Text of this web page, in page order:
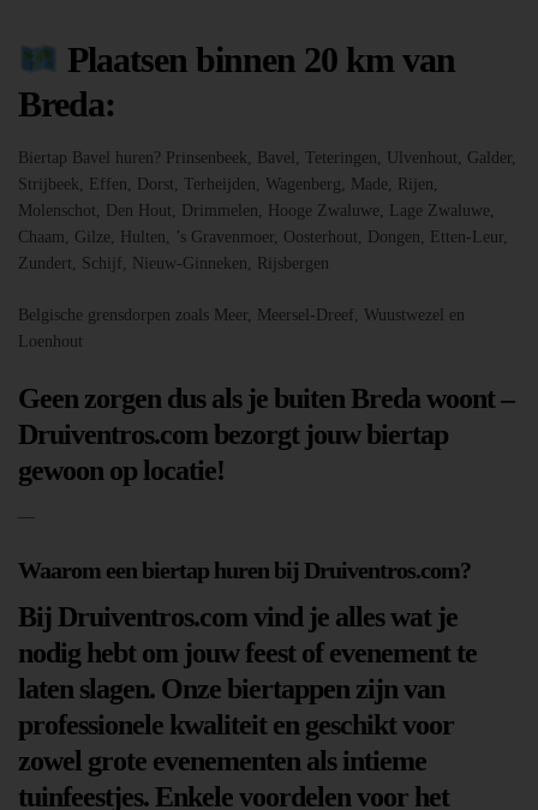
Plaatsen binnen 20 km van
Breda:
Biertap Bavel huren? Prinsenbeek, Bavel, Teteringen, Ulvenhout, Galder,
Strijbeek, Effen, Dorst, Terheijden, Wagenberg, Made, Rijen,
Molenschot, Den Hout, Drimmelen, Hooge Zwaluwe, Lage Zwaluwe,
Chaam, Gilze, Hulten, ’s Gravenmoer, Oosterhout, Dongen, Etten-Leur,
Zundert, Schijf, Nieuw-Ginneken, Rijsbergen
Belgische grensdorpen zoals Meer, Meersel-Dreef, Wuustwezel en
Loenhout
Geen zorgen dus als je buiten Breda woont –
Druiventros.com bezorgt jouw biertap
gewoon op locatie!
—
Waarom een biertap huren bij Druiventros.com?
Bij Druiventros.com vind je alles wat je
nodig hebt om jouw feest of evenement te
laten slagen. Onze biertappen zijn van
professionele kwaliteit en geschikt voor
zowel grote evenementen als intieme
tuinfeestjes. Enkele voordelen voor het